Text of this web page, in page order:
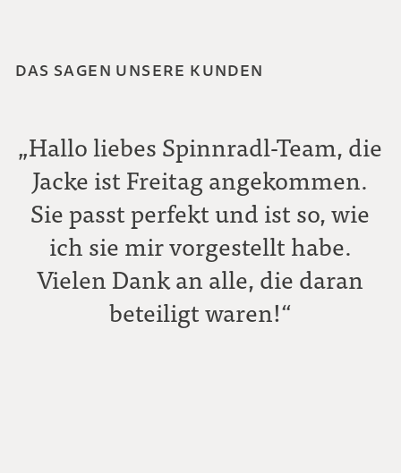
DAS SAGEN UNSERE KUNDEN
„Hallo liebes Spinnradl-Team, die
Jacke ist Freitag angekommen.
Sie passt perfekt und ist so, wie
ich sie mir vorgestellt habe.
Vielen Dank an alle, die daran
beteiligt waren!“